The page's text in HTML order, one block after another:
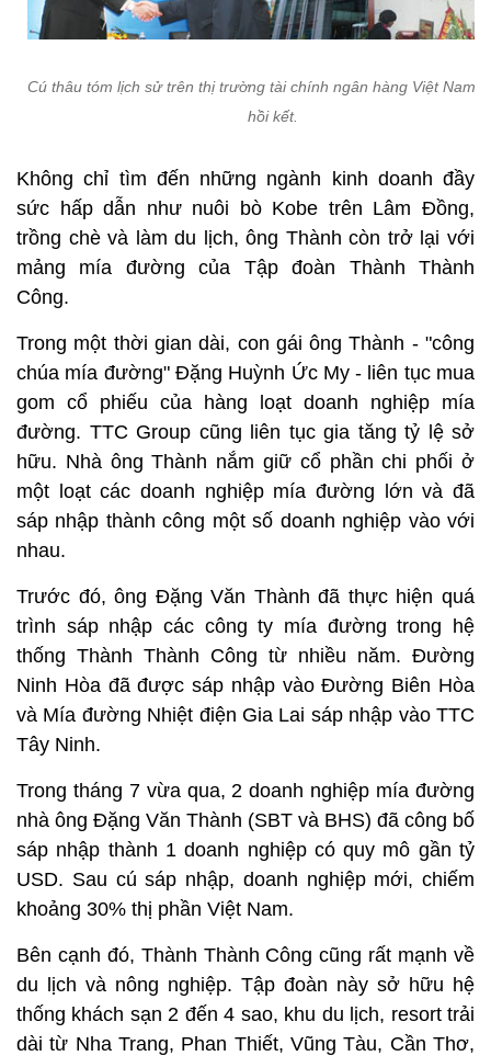
Cú thâu tóm lịch sử trên thị trường tài chính ngân hàng Việt Nam
hồi kết.
Không chỉ tìm đến những ngành kinh doanh đầy
sức hấp dẫn như nuôi bò Kobe trên Lâm Đồng,
trồng chè và làm du lịch, ông Thành còn trở lại với
mảng mía đường của Tập đoàn Thành Thành
Công.
Trong một thời gian dài, con gái ông Thành - "công
chúa mía đường" Đặng Huỳnh Ức My - liên tục mua
gom cổ phiếu của hàng loạt doanh nghiệp mía
đường. TTC Group cũng liên tục gia tăng tỷ lệ sở
hữu. Nhà ông Thành nắm giữ cổ phần chi phối ở
một loạt các doanh nghiệp mía đường lớn và đã
sáp nhập thành công một số doanh nghiệp vào với
nhau.
Trước đó, ông Đặng Văn Thành đã thực hiện quá
trình sáp nhập các công ty mía đường trong hệ
thống Thành Thành Công từ nhiều năm. Đường
Ninh Hòa đã được sáp nhập vào Đường Biên Hòa
và Mía đường Nhiệt điện Gia Lai sáp nhập vào TTC
Tây Ninh.
Trong tháng 7 vừa qua, 2 doanh nghiệp mía đường
nhà ông Đặng Văn Thành (SBT và BHS) đã công bố
sáp nhập thành 1 doanh nghiệp có quy mô gần tỷ
USD. Sau cú sáp nhập, doanh nghiệp mới, chiếm
khoảng 30% thị phần Việt Nam.
Bên cạnh đó, Thành Thành Công cũng rất mạnh về
du lịch và nông nghiệp. Tập đoàn này sở hữu hệ
thống khách sạn 2 đến 4 sao, khu du lịch, resort trải
dài từ Nha Trang, Phan Thiết, Vũng Tàu, Cần Thơ,